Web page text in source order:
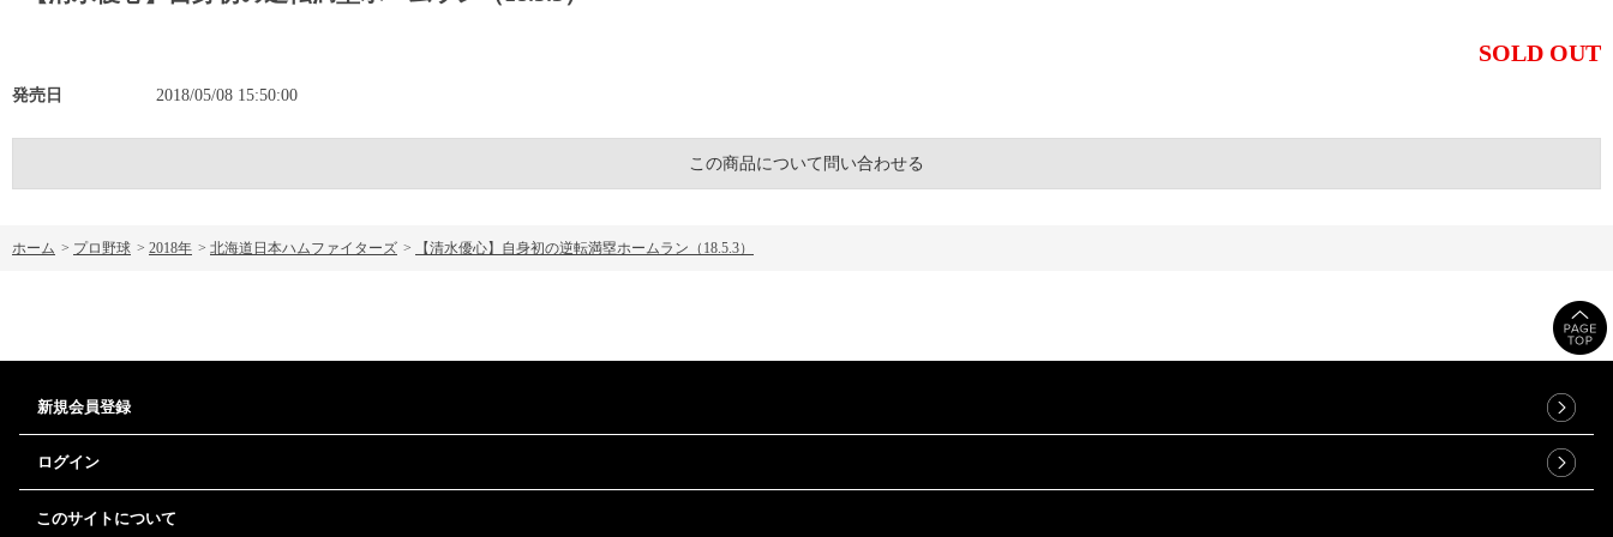
SOLD OUT
発売日 2018/05/08 15:50:00
この商品について問い合わせる
ホーム > プロ野球 > 2018年 > 北海道日本ハムファイターズ > 【清水優心】自身初の逆転満塁ホームラン（18.5.3）
新規会員登録
ログイン
このサイトについて